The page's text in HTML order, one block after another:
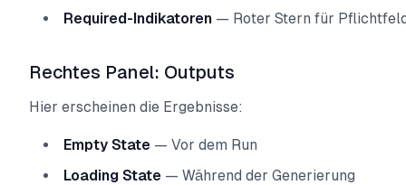
Required-Indikatoren — Roter Stern für
Rechtes Panel: Outputs
Hier erscheinen die Ergebnisse:
Empty State — Vor dem Run
Loading State — Während der Generierung